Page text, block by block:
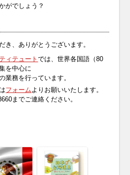
がでしょう？
き、ありがとうございます。
ィテュートでは、世界各国語（80
を中心に
業務を行っています。
フォームよりお願いいたします。
までご連絡ください。